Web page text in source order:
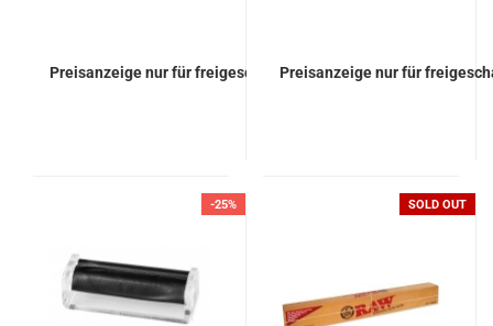
Preisanzeige nur für freigeschaltete Kunden
Preisanzeige nur für
-25% SOLD OUT